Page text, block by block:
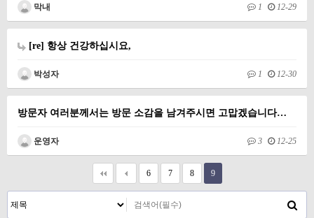
막내 1 12-29
[re] 항상 건강하십시요,
박성자 1 12-30
방문자 여러분께서는 방문 소감을 남겨주시면 고맙겠습니다…
운영자 3 12-25
6 7 8 9